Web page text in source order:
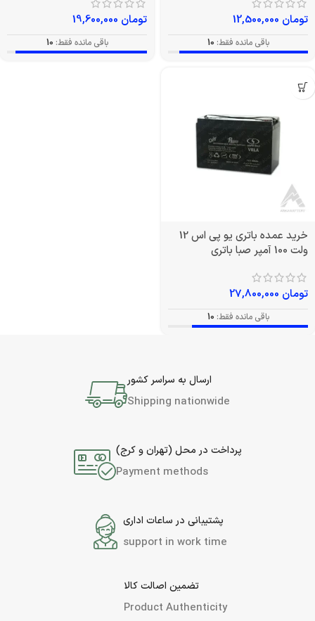
تومان
باقی مانده فقط: 10
تومان
باقی مانده فقط: 10
خرید عمده باتری یو پی اس 12
ولت 100 آمپر صبا باتری
تومان
باقی مانده فقط: 10
ارسال به سراسر کشور
Shipping nationwide
پرداخت در محل (تهران و کرج)
Payment methods
پشتیبانی در ساعات اداری
support in work time
تضمین اصالت کالا
Product Authenticity